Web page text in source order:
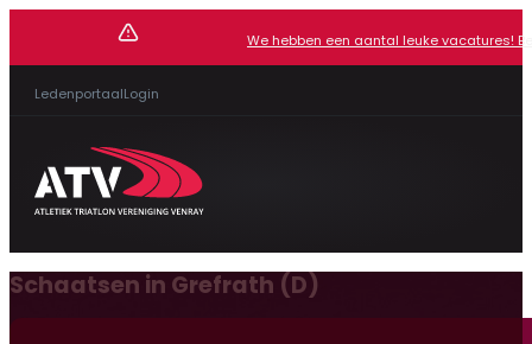
We hebben een aantal leuke vacatures!
LedenportaalLogin
Schaatsen in Grefrath (D)